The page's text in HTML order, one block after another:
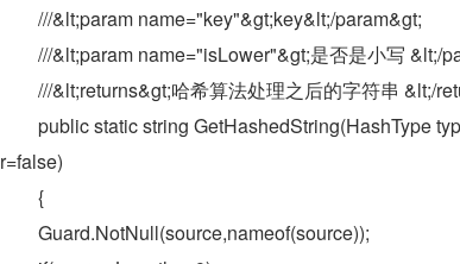
///&lt;param name="key"&gt;key&lt;/param&gt;
///&lt;param name="isLower"&gt;是否是小写 &lt;/
///&lt;returns&gt;哈希算法处理之后的字符串 &lt;/
public static string GetHashedString(HashType
r=false)
{
Guard.NotNull(source,nameof(source));